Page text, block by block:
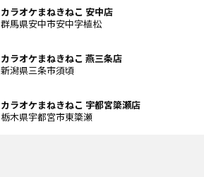
カラオケまねきねこ 安中店
群馬県安中市安中字植松
カラオケまねきねこ 燕三条店
新潟県三条市須頃
カラオケまねきねこ 宇都宮簗瀬店
栃木県宇都宮市東簗瀬